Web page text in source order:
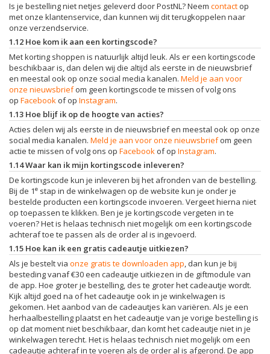
Is je bestelling niet netjes geleverd door PostNL? Neem contact op
met onze klantenservice, dan kunnen wij dit terugkoppelen naar
onze verzendservice.
1.12 Hoe kom ik aan een kortingscode?
Met korting shoppen is natuurlijk altijd leuk. Als er een kortingscode
beschikbaar is, dan delen wij die altijd als eerste in de nieuwsbrief
en meestal ook op onze social media kanalen. Meld je aan voor
onze nieuwsbriefom geen kortingscode te missen of volg ons
op Facebook of op Instagram.
1.13 Hoe blijf ik op de hoogte van acties?
Acties delen wij als eerste in de nieuwsbrief en meestal ook op onze
social media kanalen. Meld je aan voor onze nieuwsbriefom geen
actie te missen of volg ons op Facebook of op Instagram.
1.14 Waar kan ik mijn kortingscode inleveren?
De kortingscode kun je inleveren bij het afronden van de bestelling.
Bij de 1e stap in de winkelwagen op de website kun je onder je
bestelde producten een kortingscode invoeren. Vergeet hierna niet
op toepassen te klikken. Ben je je kortingscode vergeten in te
voeren? Het is helaas technisch niet mogelijk om een kortingscode
achteraf toe te passen als de order al is ingevoerd.
1.15 Hoe kan ik een gratis cadeautje uitkiezen?
Als je bestelt via onze gratis te downloaden app, dan kun je bij
besteding vanaf €30 een cadeautje uitkiezen in de giftmodule van
de app. Hoe groter je bestelling, des te groter het cadeautje wordt.
Kijk altijd goed na of het cadeautje ook in je winkelwagen is
gekomen. Het aanbod van de cadeautjes kan variëren. Als je een
herhaalbestelling plaatst en het cadeautje van je vorige bestelling is
op dat moment niet beschikbaar, dan komt het cadeautje niet in je
winkelwagen terecht. Het is helaas technisch niet mogelijk om een
cadeautje achteraf in te voeren als de order al is afgerond. De app